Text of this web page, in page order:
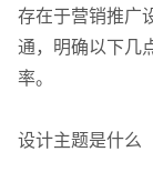
存在于营销推广
通，明确以下几
率。
设计主题是什么